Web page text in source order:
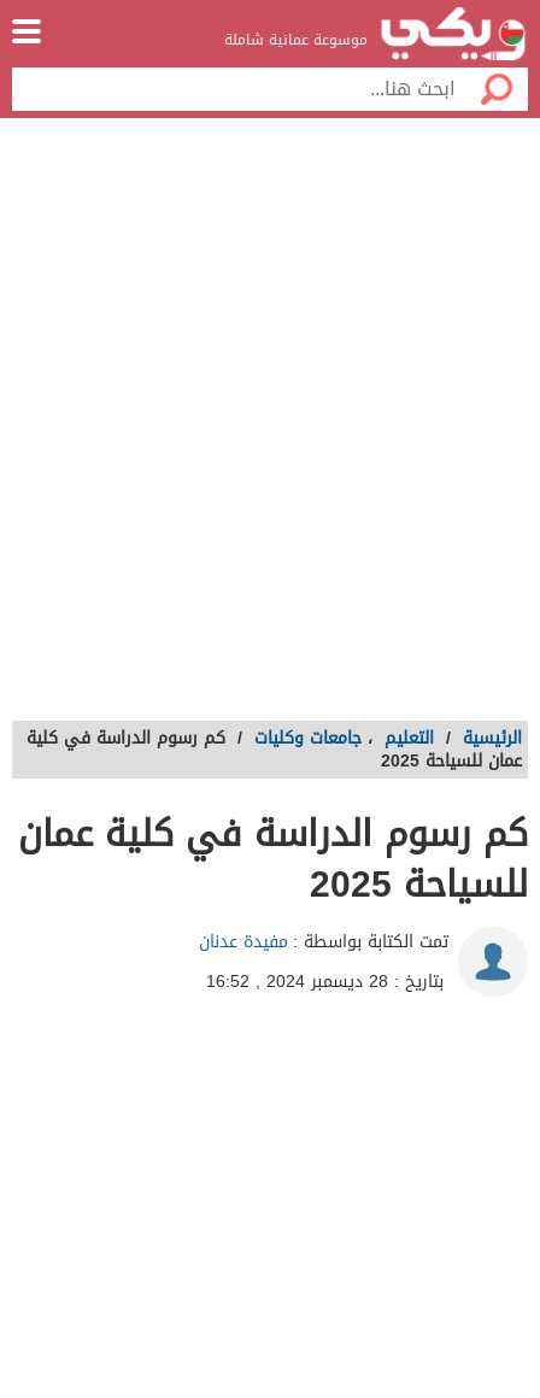
موسوعة عمانية شاملة
الرئيسية / التعليم ، جامعات وكليات / كم رسوم الدراسة في كلية
عمان للسياحة 2025
كم رسوم الدراسة في كلية عمان
للسياحة 2025
تمت الكتابة بواسطة : مفيدة عدنان
بتاريخ : 28 ديسمبر 2024 , 16:52